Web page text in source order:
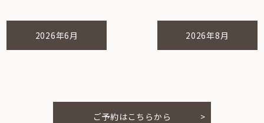
2026年6月 2026年8月
ご予約はこちらから